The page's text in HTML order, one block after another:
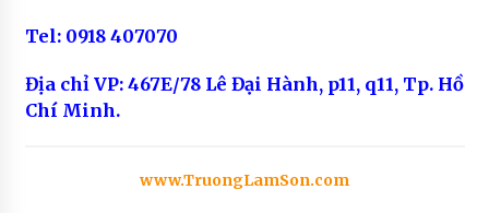
Tel: 0918 407070
Địa chỉ VP: 467E/78 Lê Đại Hành, p11, q11, Tp. Hồ
Chí Minh.
www.TruongLamSon.com